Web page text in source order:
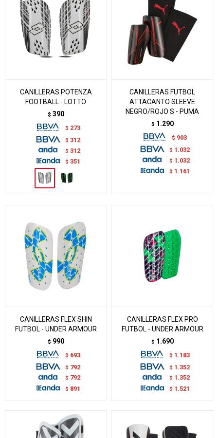
CANILLERAS POTENZA
FOOTBALL - LOTTO
$ 390
$ 273
$ 312
$ 312
$ 351
CANILLERAS FUTBOL
ATTACANTO SLEEVE
NEGRO/ROJO S - PUMA
$ 1.290
$ 903
$ 1.032
$ 1.032
$ 1.161
CANILLERAS FLEX SHIN
FUTBOL - UNDER ARMOUR
$ 990
$ 693
$ 792
$ 792
$ 891
CANILLERAS FLEX PRO
FUTBOL - UNDER ARMOUR
$ 1.690
$ 1.183
$ 1.352
$ 1.352
$ 1.521